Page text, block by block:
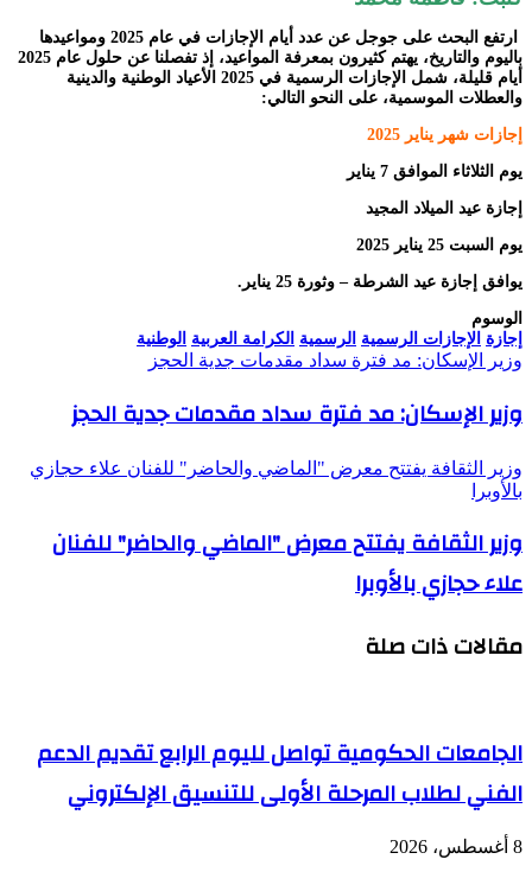
ارتفع البحث على جوجل عن عدد أيام الإجازات في عام 2025 ومواعيدها
باليوم والتاريخ، يهتم كثيرون بمعرفة المواعيد، إذ تفصلنا عن حلول عام 2025
أيام قليلة، شمل الإجازات الرسمية في 2025 الأعياد الوطنية والدينية
والعطلات الموسمية، على النحو التالي:
إجازات شهر يناير 2025
يوم الثلاثاء الموافق 7 يناير
إجازة عيد الميلاد المجيد
يوم السبت 25 يناير 2025
يوافق إجازة عيد الشرطة – وثورة 25 يناير.
الوسوم
إجازة الإجازات الرسمية الرسمية الكرامة العربية الوطنية
وزير الإسكان: مد فترة سداد مقدمات جدية الحجز
وزير الإسكان: مد فترة سداد مقدمات جدية الحجز
وزير الثقافة يفتتح معرض "الماضي والحاضر" للفنان علاء حجازي
بالأوبرا
وزير الثقافة يفتتح معرض "الماضي والحاضر" للفنان
علاء حجازي بالأوبرا
مقالات ذات صلة
الجامعات الحكومية تواصل لليوم الرابع تقديم الدعم
الفني لطلاب المرحلة الأولى للتنسيق الإلكتروني
8 أغسطس، 2026